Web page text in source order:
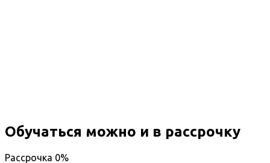
Обучаться можно и в рассрочку
Рассрочка 0%